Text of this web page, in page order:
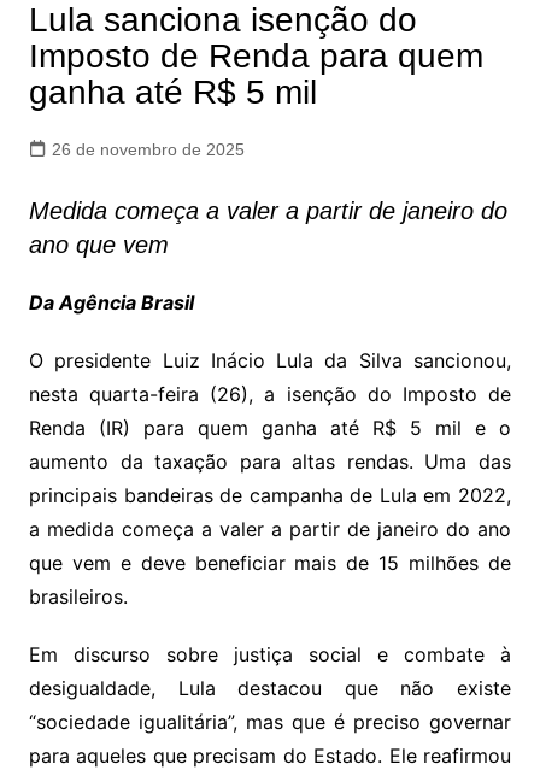
Lula sanciona isenção do
Imposto de Renda para quem
ganha até R$ 5 mil
26 de novembro de 2025
Medida começa a valer a partir de janeiro do
ano que vem
Da Agência Brasil
O presidente Luiz Inácio Lula da Silva sancionou,
nesta quarta-feira (26), a isenção do Imposto de
Renda (IR) para quem ganha até R$ 5 mil e o
aumento da taxação para altas rendas. Uma das
principais bandeiras de campanha de Lula em 2022,
a medida começa a valer a partir de janeiro do ano
que vem e deve beneficiar mais de 15 milhões de
brasileiros.
Em discurso sobre justiça social e combate à
desigualdade, Lula destacou que não existe
“sociedade igualitária”, mas que é preciso governar
para aqueles que precisam do Estado. Ele reafirmou